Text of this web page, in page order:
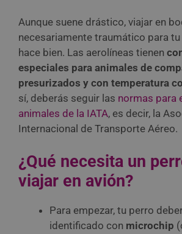
Aunque suene drástico, viajar en
necesariamente traumático para
hace bien. Las aerolíneas tienen
especiales para animales de
presurizados y con temperatura
sí, deberás seguir las normas para
animales de la IATA, es decir, la
Internacional de Transporte Aéreo.
¿Qué necesita un
viajar en avión?
Para empezar, tu perro
identificado con microchip